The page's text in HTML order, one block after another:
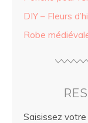
DIY – Fleurs
Robe
Saisissez